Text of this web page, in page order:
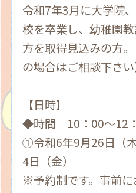
令和7年3月に大学院
校を卒業し、幼稚園
方を取得見込みの方
の場合はご相談下さい
【日時】
◆時間 10：00～12
①令和6年9月26日（
4日（金）
※予約制です。事前